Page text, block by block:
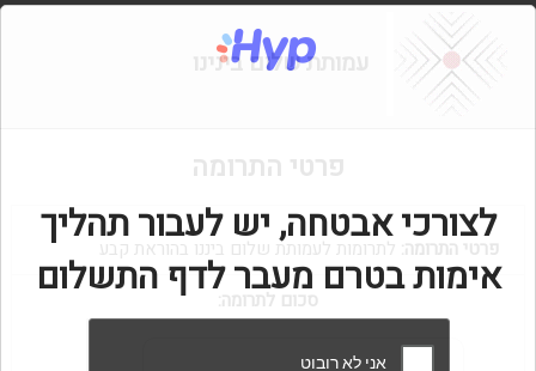
עמותת שלום בינינו
פרטי התרומה
פרטי התרומה: לתרומות לעמותת שלום ביננו בהוראת קבע
סכום לתרומה:
לצורכי אבטחה, יש לעבור תהליך
אימות בטרם מעבר לדף התשלום